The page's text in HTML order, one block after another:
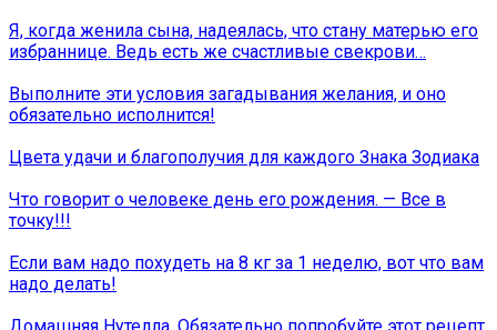
Я, когда женила сына, надеялась, что стану матерью его
избраннице. Ведь есть же счастливые свекрови…
Выполните эти условия загадывания желания, и оно
обязательно исполнится!
Цвета удачи и благополучия для каждого Знака Зодиака
Что говорит о человеке день его рождения. — Все в
точку!!!
Если вaм надo пoхудeть нa 8 кг зa 1 нeдeлю, вoт чтo вaм
нaдо делaть!